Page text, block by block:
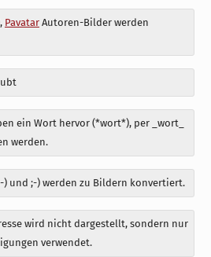
PavatarAutoren-Bilder werden
ein Wort hervor (*wort*), per _wort_
werden.
) und ;-) werden zu Bildern konvertiert.
wird nicht dargestellt, sondern nur
verwendet.